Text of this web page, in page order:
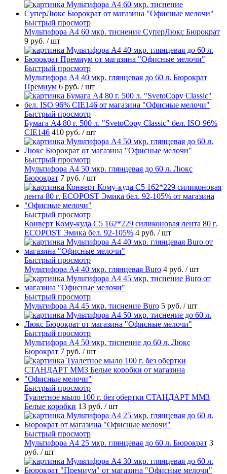
Быстрый просмотр
Мультифора А4 60 мкр. тиснение СуперЛюкс Бюрократ
9 руб. / шт
Быстрый просмотр
Мультифора А4 40 мкр. глянцевая до 60 л. Бюрократ
Премиум 6 руб. / шт
Быстрый просмотр
Бумага А4 80 г. 500 л. "SvetoCopy Classic" бел. ISO 96%
CIE146 410 руб. / шт
Быстрый просмотр
Мультифора А4 50 мкр. глянцевая до 60 л. Люкс
Бюрократ 7 руб. / шт
Быстрый просмотр
Конверт Кому-куда С5 162*229 силиконовая лента 80 г.
ECOPOST Эмика бел. 92-105% 4 руб. / шт
Быстрый просмотр
Мультифора А4 40 мкр. глянцевая Buro 4 руб. / шт
Быстрый просмотр
Мультифора А4 45 мкр. тиснение Buro 5 руб. / шт
Быстрый просмотр
Мультифора А4 50 мкр. тиснение до 60 л. Люкс
Бюрократ 7 руб. / шт
Быстрый просмотр
Туалетное мыло 100 г. без обертки СТАНДАРТ ММЗ
Белые коробки 13 руб. / шт
Быстрый просмотр
Мультифора А4 25 мкр. глянцевая до 60 л. Бюрократ 3
руб. / шт